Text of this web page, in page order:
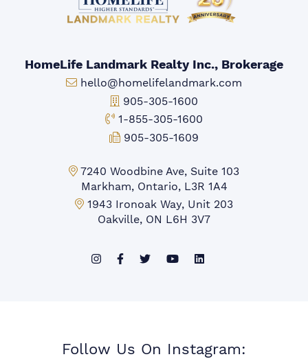
HomeLife Landmark Realty Inc., Brokerage
Email:
hello@homelifelandmark.com
Office Phone:
905-305-1600
Toll-free Phone:
1-855-305-1600
Fax:
905-305-1609
Markham Office:
7240 Woodbine Ave, Suite 103
Markham, Ontario, L3R 1A4
Mississauga Office:
1943 Ironoak Way, Unit 203
Oakville, ON L6H 3V7
Follow Us On Instagram: